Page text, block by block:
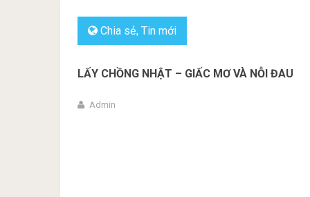
Chia sẻ, Tin mới
LẤY CHỒNG NHẬT – GIẤC MƠ VÀ NỖI ĐAU
Admin